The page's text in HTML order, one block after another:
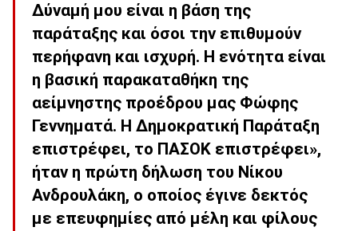
Δύναμή μου είναι η βάση της
παράταξης και όσοι την επιθυμούν
περήφανη και ισχυρή. Η ενότητα είναι
η βασική παρακαταθήκη της
αείμνηστης προέδρου μας Φώφης
Γεννηματά. Η Δημοκρατική Παράταξη
επιστρέφει, το ΠΑΣΟΚ επιστρέφει»,
ήταν η πρώτη δήλωση του Νίκου
Ανδρουλάκη, ο οποίος έγινε δεκτός
με επευφημίες από μέλη και φίλους